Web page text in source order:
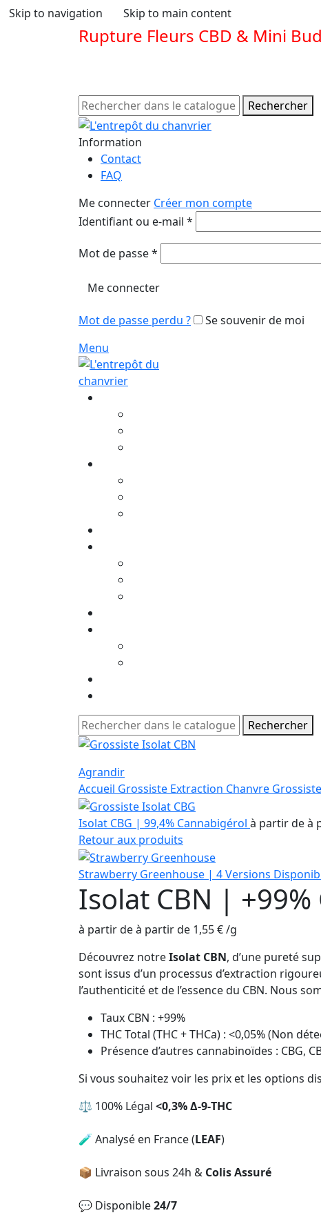
Skip to navigation Skip to main content
Rupture Fleurs CBD & Mini
Rechercher
Information
Contact
FAQ
Me connecter Créer mon compte
Identifiant ou e-mail *
Mot de passe*
Me connecter
Mot de passe perdu ?
Se souvenir de moi
Menu
Rechercher
Agrandir
Accueil Grossiste Extraction Chanvre
Isolat CBG | 99,4% Cannabigérol à partir deà
Retour aux produits
Strawberry Greenhouse | 4 Versions
Isolat CBN |
à partir deà partir de 1,55€/g
Découvrez notreIsolat CBN, d’une pureté
sont issus d’un processus d’extraction
l’authenticité et de l’essence du CBN. Nous
Taux CBN : +99%
THC Total (THC + THCa) : <0,05% (Non
Présence d’autres cannabinoïdes : CBG,
Si vous souhaitez voir les prix et les options
⚖️ 100% Légal <0,3% Δ-9-THC
🧪 Analysé en France (LEAF)
📦 Livraison sous 24h & Colis Assuré
💬 Disponible24/7